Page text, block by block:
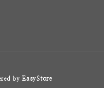
byEasyStore